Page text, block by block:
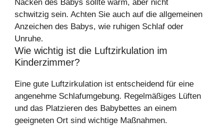
Nacken des Babys sollte warm, aber nicht
schwitzig sein. Achten Sie auch auf die allgemeinen
Anzeichen des Babys, wie ruhigen Schlaf oder
Unruhe.
Wie wichtig ist die Luftzirkulation im
Kinderzimmer?
Eine gute Luftzirkulation ist entscheidend für eine
angenehme Schlafumgebung. Regelmäßiges Lüften
und das Platzieren des Babybettes an einem
geeigneten Ort sind wichtige Maßnahmen.